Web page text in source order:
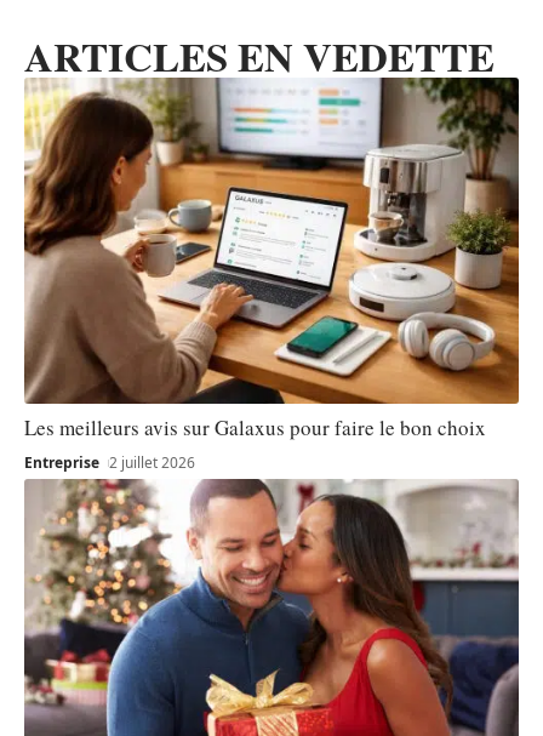
ARTICLES EN VEDETTE
Les meilleurs avis sur Galaxus pour faire le bon choix
Entreprise 2 juillet 2026